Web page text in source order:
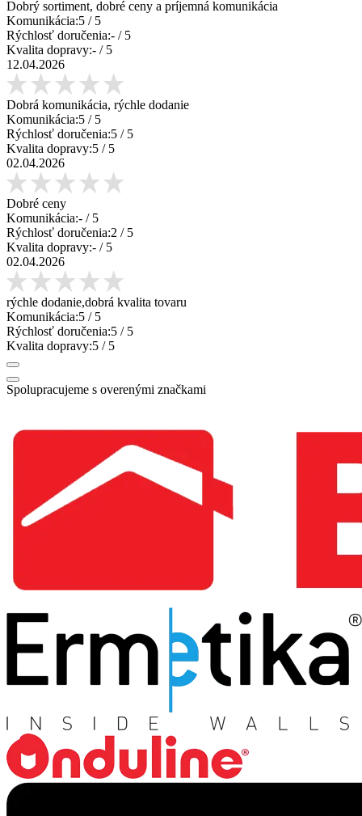
Dobrý sortiment, dobré ceny a príjemná komunikácia
Komunikácia:5 / 5
Rýchlosť doručenia:- / 5
Kvalita dopravy:- / 5
12.04.2026
Dobrá komunikácia, rýchle dodanie
Komunikácia:5 / 5
Rýchlosť doručenia:5 / 5
Kvalita dopravy:5 / 5
02.04.2026
Dobré ceny
Komunikácia:- / 5
Rýchlosť doručenia:2 / 5
Kvalita dopravy:- / 5
02.04.2026
rýchle dodanie,dobrá kvalita tovaru
Komunikácia:5 / 5
Rýchlosť doručenia:5 / 5
Kvalita dopravy:5 / 5
Spolupracujeme s overenými značkami